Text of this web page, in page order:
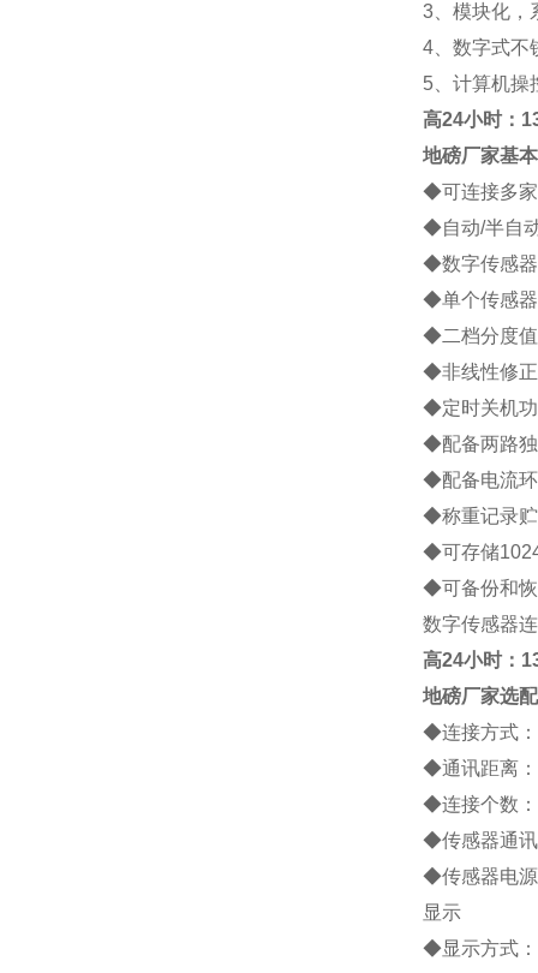
3、模块化，
4、数字式不
5、计算机操
高24小时：
地磅厂家基
◆可连接多
◆自动/半自
◆数字传感
◆单个传感
◆二档分度
◆非线性修正
◆定时关机
◆配备两路独
◆配备电流环
◆称重记录贮
◆可存储
◆可备份和恢
数字传感器
高24小时：
地磅厂家选
◆连接方式
◆通讯距离
◆连接个数
◆传感器通
◆传感器电
显示
◆显示方式：